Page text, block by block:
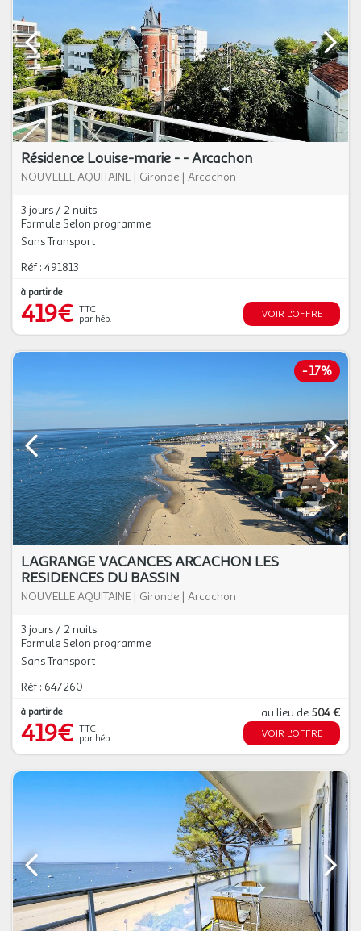
Résidence Louise-marie - - Arcachon
NOUVELLE AQUITAINE | Gironde | Arcachon
3 jours / 2 nuits
Formule Selon programme
Sans Transport
Réf : 491813
à partir de
419€ TTC
par héb.
VOIR L'OFFRE
-17%
LAGRANGE VACANCES ARCACHON LES
RESIDENCES DU BASSIN
NOUVELLE AQUITAINE | Gironde | Arcachon
3 jours / 2 nuits
Formule Selon programme
Sans Transport
Réf : 647260
à partir de
419€ TTC
par héb.
au lieu de 504 €
VOIR L'OFFRE